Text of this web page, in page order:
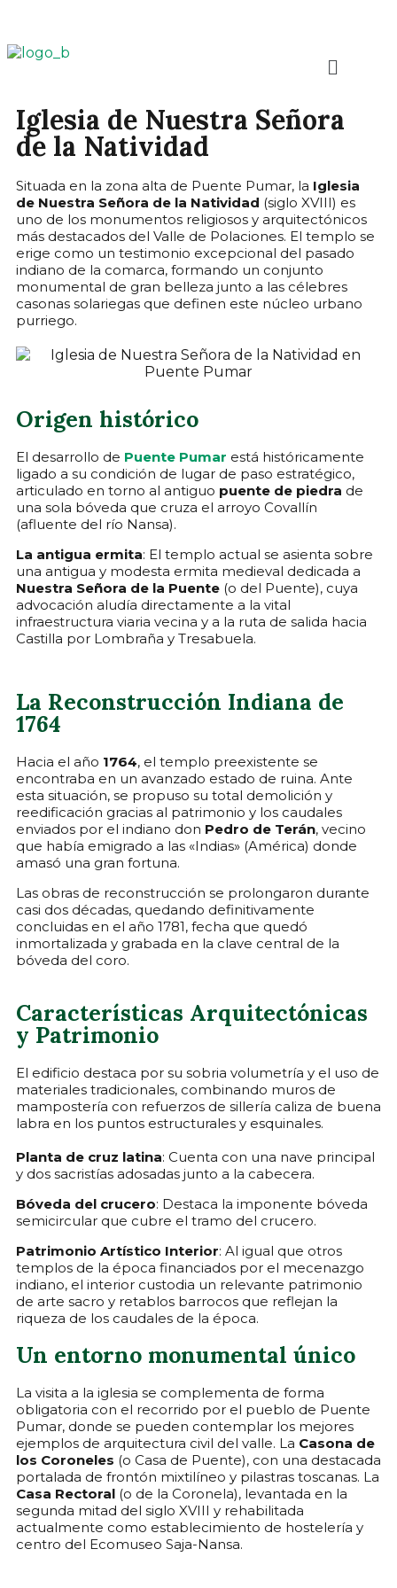
Iglesia de Nuestra Señora
de la Natividad
Situada en la zona alta de Puente Pumar, la Iglesia
de Nuestra Señora de la Natividad (siglo XVIII) es
uno de los monumentos religiosos y arquitectónicos
más destacados del Valle de Polaciones. El templo se
erige como un testimonio excepcional del pasado
indiano de la comarca, formando un conjunto
monumental de gran belleza junto a las célebres
casonas solariegas que definen este núcleo urbano
purriego.
Origen histórico
El desarrollo de Puente Pumar está históricamente
ligado a su condición de lugar de paso estratégico,
articulado en torno al antiguo puente de piedra de
una sola bóveda que cruza el arroyo Covallín
(afluente del río Nansa).
La antigua ermita: El templo actual se asienta sobre
una antigua y modesta ermita medieval dedicada a
Nuestra Señora de la Puente (o del Puente), cuya
advocación aludía directamente a la vital
infraestructura viaria vecina y a la ruta de salida hacia
Castilla por Lombraña y Tresabuela.
La Reconstrucción Indiana de
1764
Hacia el año 1764, el templo preexistente se
encontraba en un avanzado estado de ruina. Ante
esta situación, se propuso su total demolición y
reedificación gracias al patrimonio y los caudales
enviados por el indiano don Pedro de Terán, vecino
que había emigrado a las «Indias» (América) donde
amasó una gran fortuna.
Las obras de reconstrucción se prolongaron durante
casi dos décadas, quedando definitivamente
concluidas en el año 1781, fecha que quedó
inmortalizada y grabada en la clave central de la
bóveda del coro.
Características Arquitectónicas
y Patrimonio
El edificio destaca por su sobria volumetría y el uso de
materiales tradicionales, combinando muros de
mampostería con refuerzos de sillería caliza de buena
labra en los puntos estructurales y esquinales.
Planta de cruz latina: Cuenta con una nave principal
y dos sacristías adosadas junto a la cabecera.
Bóveda del crucero: Destaca la imponente bóveda
semicircular que cubre el tramo del crucero.
Patrimonio Artístico Interior: Al igual que otros
templos de la época financiados por el mecenazgo
indiano, el interior custodia un relevante patrimonio
de arte sacro y retablos barrocos que reflejan la
riqueza de los caudales de la época.
Un entorno monumental único
La visita a la iglesia se complementa de forma
obligatoria con el recorrido por el pueblo de Puente
Pumar, donde se pueden contemplar los mejores
ejemplos de arquitectura civil del valle. La Casona de
los Coroneles (o Casa de Puente), con una destacada
portalada de frontón mixtilíneo y pilastras toscanas. La
Casa Rectoral (o de la Coronela), levantada en la
segunda mitad del siglo XVIII y rehabilitada
actualmente como establecimiento de hostelería y
centro del Ecomuseo Saja-Nansa.